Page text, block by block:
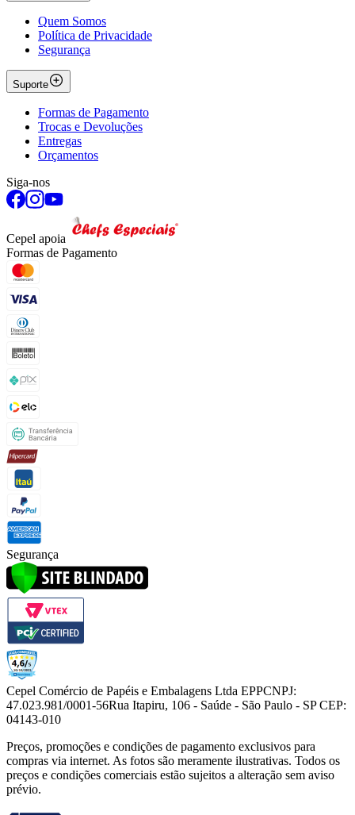
Quem Somos
Política de Privacidade
Segurança
Suporte
Formas de Pagamento
Trocas e Devoluções
Entregas
Orçamentos
Siga-nos
Cepel apoia
Formas de Pagamento
Segurança
Cepel Comércio de Papéis e Embalagens Ltda EPPCNPJ:
47.023.981/0001-56Rua Itapiru, 106 - Saúde - São Paulo - SP CEP:
04143-010
Preços, promoções e condições de pagamento exclusivos para
compras via internet. As fotos são meramente ilustrativas. Todos os
preços e condições comerciais estão sujeitos a alteração sem aviso
prévio.